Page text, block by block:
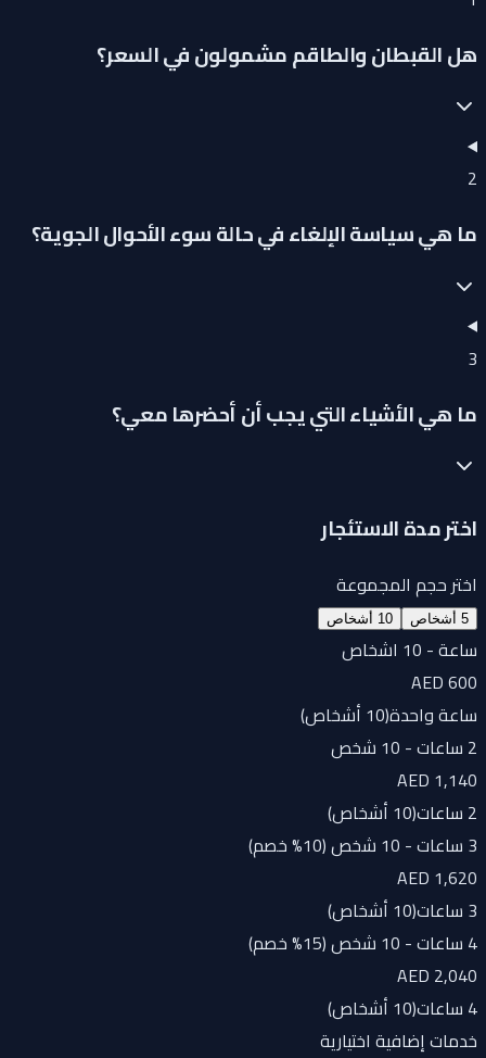
هل القبطان والطاقم مشمولون في السعر؟
ما هي سياسة الإلغاء في حالة سوء الأحوال الجوية؟
ما هي الأشياء التي يجب أن أحضرها معي؟
اختر مدة الاستئجار
اختر حجم المجموعة
10 أشخاص
ساعة - 10 اشخاص
AED 600
ساعة واحدة(10 أشخاص
AED 1,140
(10 أشخاص
AED 1,620
(10 أشخاص
4 ساعات - 10 شخص (15% خصم)
AED 2,040
4 ساعات
(10 أشخاص
خدمات إضافية اختيارية